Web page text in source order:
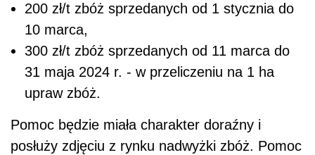
200 zł/t zbóż sprzedanych od 1 stycznia do
10 marca,
300 zł/t zbóż sprzedanych od 11 marca do
31 maja 2024 r. - w przeliczeniu na 1 ha
upraw zbóż.
Pomoc będzie miała charakter doraźny i
posłuży zdjęciu z rynku nadwyżki zbóż. Pomoc